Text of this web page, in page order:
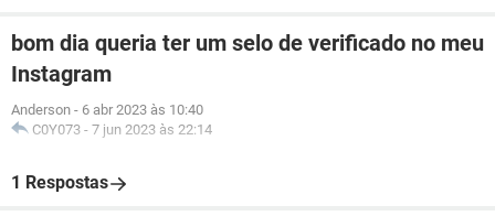
bom dia queria ter um selo de verificado no meu
Instagram
Anderson - 6 abr 2023 às 10:40
C0Y073 - 7 jun 2023 às 22:14
1 Respostas